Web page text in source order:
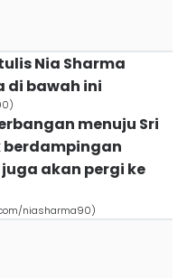
Nia Sharma
di bawah ini
menuju Sri
berdampingan
akan pergi ke
niasharma90)